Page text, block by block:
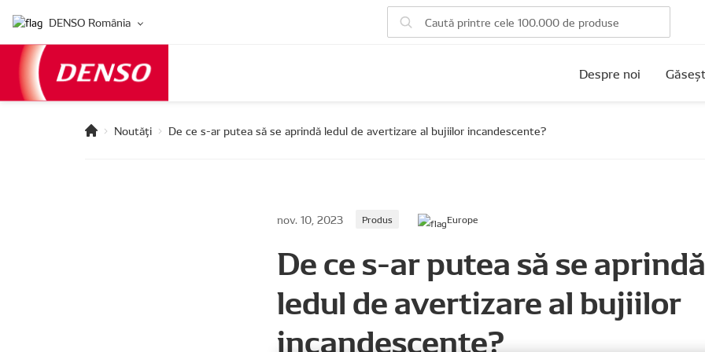
DENSO România
Despre noi
Noutăți De ce s-ar putea să se aprindă ledul de avertizare al bujiilor incandescente?
nov. 10, 2023 Produs Europe
De ce s-ar putea să se aprindă
ledul de avertizare al bujiilor
incandescente?